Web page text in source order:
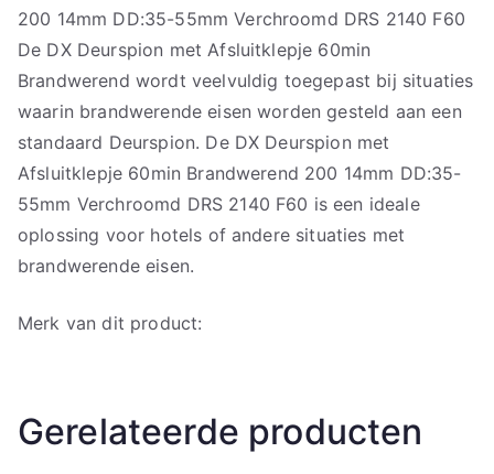
200 14mm DD:35-55mm Verchroomd DRS 2140 F60
De DX Deurspion met Afsluitklepje 60min
Brandwerend wordt veelvuldig toegepast bij situaties
waarin brandwerende eisen worden gesteld aan een
standaard Deurspion. De DX Deurspion met
Afsluitklepje 60min Brandwerend 200 14mm DD:35-
55mm Verchroomd DRS 2140 F60 is een ideale
oplossing voor hotels of andere situaties met
brandwerende eisen.
Merk van dit product:
Gerelateerde producten